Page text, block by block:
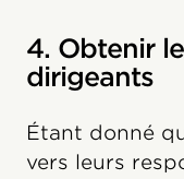
4. Obtenir
dirigeants
Étant donné
vers leurs